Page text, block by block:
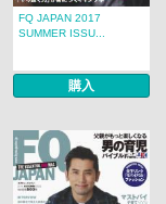
FQ JAPAN 2017
SUMMER ISSU...
購入